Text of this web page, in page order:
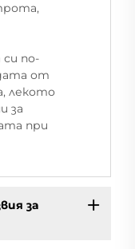
си по-
от
лекото
за
при
за